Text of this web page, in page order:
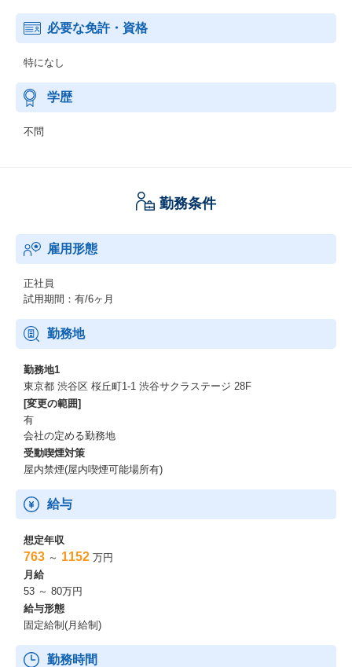
必要な免許・資格
特になし
学歴
不問
勤務条件
雇用形態
正社員
試用期間：有/6ヶ月
勤務地
勤務地1
東京都 渋谷区 桜丘町1-1 渋谷サクラステージ 28F
[変更の範囲]
有
会社の定める勤務地
受動喫煙対策
屋内禁煙(屋内喫煙可能場所有)
給与
想定年収
763 ～ 1152 万円
月給
53 ～ 80万円
給与形態
固定給制(月給制)
勤務時間